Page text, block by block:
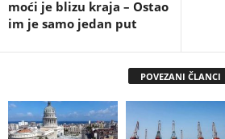
moći je blizu kraja – Ostao
im je samo jedan put
POVEZANI ČLANCI